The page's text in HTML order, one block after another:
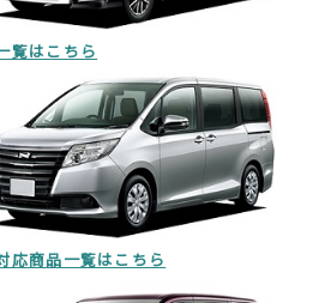
覧はこちら
商品一覧はこちら